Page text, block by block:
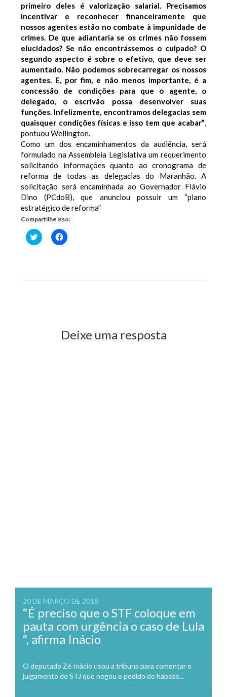
primeiro deles é valorização salarial. Precisamos
incentivar e reconhecer financeiramente que
nossos agentes estão no combate à impunidade de
crimes. De que adiantaria se os crimes não fossem
elucidados? Se não encontrássemos o culpado? O
segundo aspecto é sobre o efetivo, que deve ser
aumentado. Não podemos sobrecarregar os nossos
agentes. E, por fim, e não menos importante, é a
concessão de condições para que o agente, o
delegado, o escrivão possa desenvolver suas
funções. Infelizmente, encontramos delegacias sem
quaisquer condições físicas e isso tem que acabar”,
pontuou Wellington.
Como um dos encaminhamentos da audiência, será
formulado na Assembleia Legislativa um requerimento
solicitando informações quanto ao cronograma de
reforma de todas as delegacias do Maranhão. A
solicitação será encaminhada ao Governador Flávio
Dino (PCdoB), que anunciou possuir um “plano
estratégico de reforma”
Compartilhe isso:
Clique
para
janela)
Clique
para
janela)
Deixe uma resposta
20 DE MARÇO DE 2018
“É preciso que o STF coloque em
pauta com urgência o caso de Lula
“, afirma Inácio
O deputado Zé Inácio usou a tribuna para comentar o
julgamento do STJ que negou o pedido de habeas...